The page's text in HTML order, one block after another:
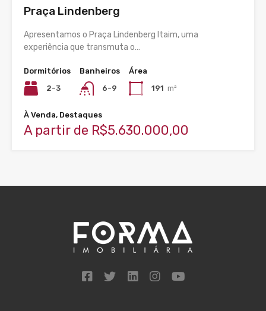
Praça Lindenberg
Apresentamos o Praça Lindenberg Itaim, uma
experiência que transmuta o…
Dormitórios
2-3
Banheiros
6-9
Área
191 m²
À Venda, Destaques
A partir de R$5.630.000,00